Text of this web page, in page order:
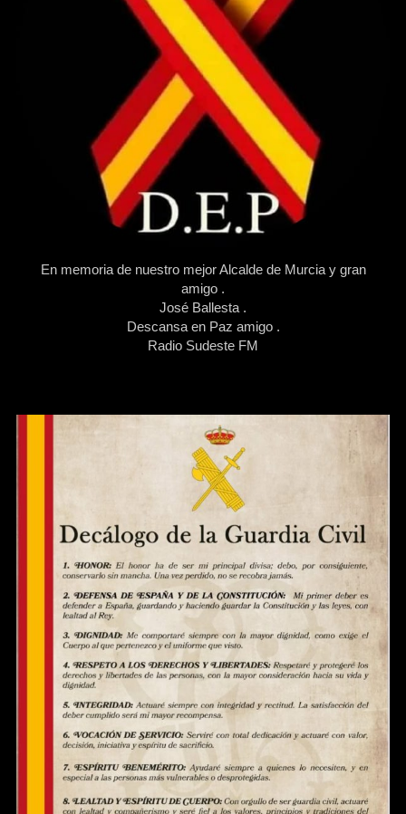
En memoria de nuestro mejor Alcalde de Murcia y gran
amigo .
José Ballesta .
Descansa en Paz amigo .
Radio Sudeste FM